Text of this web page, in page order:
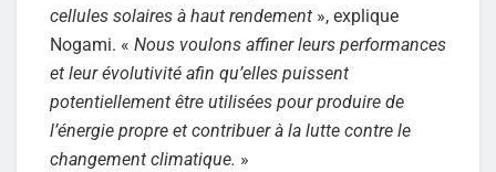
cellules solaires à haut rendement », explique
Nogami. « Nous voulons affiner leurs performances
et leur évolutivité afin qu’elles puissent
potentiellement être utilisées pour produire de
l’énergie propre et contribuer à la lutte contre le
changement climatique. »